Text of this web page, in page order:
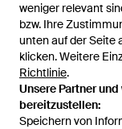
weniger relevant
bzw. Ihre
unten auf der Seite
klicken. Weitere
Richtlinie.
Unsere Partner
bereitzustellen:
Speichern von
weniger relevant
bzw. Ihre
unten auf der Seite
klicken. Weitere
Richtlinie.
Unsere Partner
bereitzustellen:
Speichern von
575 €491 €
Fratelli Rossetti
Loafer Mit Quasten -
VonFARFETCH
SALE